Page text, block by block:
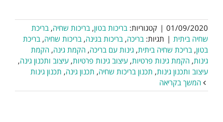
01/09/2020
| קטגוריות: בריכות בטון, בריכות שחיה, בריכת
שחיה ביתית | תגיות: בריכה, בריכות בגינה, בריכות שחיה, בריכת
בטון, בריכת שחיה ביתית, גינות עם בריכה, הקמת גינה, הקמת
גינות, הקמת גינות פרטיות, עיצוב גינות פרטיות, עיצוב ותכנון גינה,
עיצוב ותכנון גינות, תכנון בריכות שחיה, תכנון גינה, תכנון גינות
המשך בקריאה